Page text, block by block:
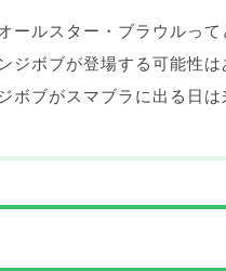
ールスター・ブラウルって
ジボブが登場する可能性は
ボブがスマブラに出る日は